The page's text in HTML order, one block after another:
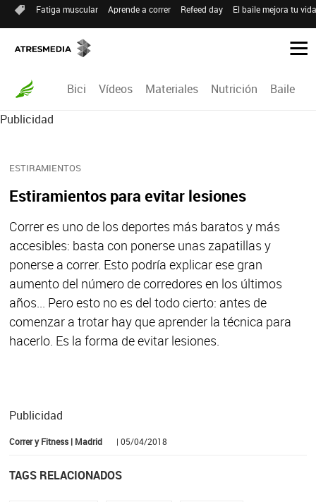
Fatiga muscular Aprende a correr Refeed day El baile mejora tu
Bici Vídeos Materiales Nutrición Baile
Publicidad
ESTIRAMIENTOS
Estiramientos para evitar lesiones
Correr es uno de los deportes más baratos y más
accesibles: basta con ponerse unas zapatillas y
ponerse a correr. Esto podría explicar ese gran
aumento del número de corredores en los últimos
años... Pero esto no es del todo cierto: antes de
comenzar a trotar hay que aprender la técnica para
hacerlo. Es la forma de evitar lesiones.
Publicidad
Correr y Fitness | Madrid | 05/04/2018
TAGS RELACIONADOS